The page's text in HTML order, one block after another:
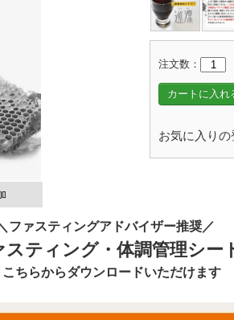
ファスティングアドバイザー推奨／
スティング・体調管理シー
ちらからダウンロードいただけます
注文数：
カートに入れ
お気に入りの